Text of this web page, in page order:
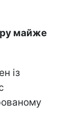
майже
із